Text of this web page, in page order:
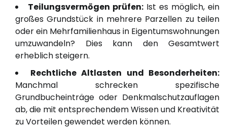
Teilungsvermögen prüfen: Ist es möglich, ein
großes Grundstück in mehrere Parzellen zu teilen
oder ein Mehrfamilienhaus in Eigentumswohnungen
umzuwandeln? Dies kann den Gesamtwert
erheblich steigern.
Rechtliche Altlasten und Besonderheiten:
Manchmal schrecken spezifische
Grundbucheinträge oder Denkmalschutzauflagen
ab, die mit entsprechendem Wissen und Kreativität
zu Vorteilen gewendet werden können.